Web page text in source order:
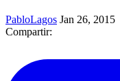
PabloLagos Jan 26, 2015
Compartir: